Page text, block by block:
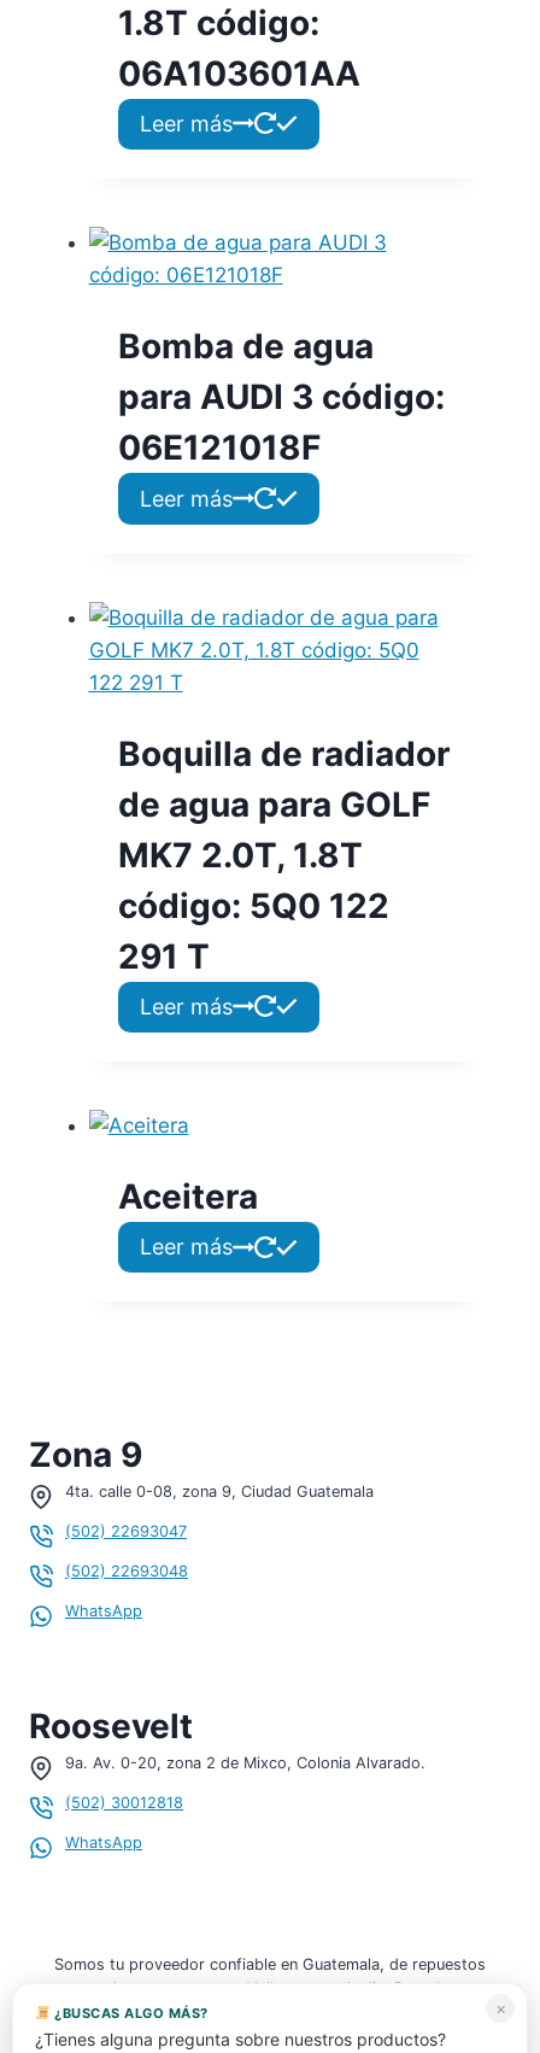
1.8T código:
06A103601AA
Leer más
Bomba de agua
para AUDI 3 código:
06E121018F
Leer más
Boquilla de radiador
de agua para GOLF
MK7 2.0T, 1.8T
código: 5Q0 122
291 T
Leer más
Aceitera
Leer más
Zona 9
4ta. calle 0-08, zona 9, Ciudad Guatemala
(502) 22693047
(502) 22693048
WhatsApp
Roosevelt
9a. Av. 0-20, zona 2 de Mixco, Colonia Alvarado.
(502) 30012818
WhatsApp
Somos tu proveedor confiable en Guatemala, de repuestos
usados y nuevos para Volkswagen, Audi y Porsche.
¡Hola, soy tu asistente! WHATSAPP
¡Hola! Para consultar sobre
¿Cómo te llamas?
×
¿BUSCAS ALGO MÁS?
¿Tienes alguna pregunta sobre nuestros productos?